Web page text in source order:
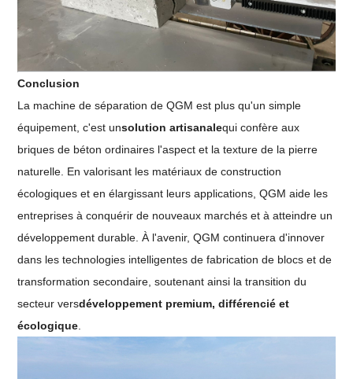
Conclusion
La machine de séparation de QGM est plus qu'un simple
équipement, c'est unsolution artisanalequi confère aux
briques de béton ordinaires l'aspect et la texture de la pierre
naturelle. En valorisant les matériaux de construction
écologiques et en élargissant leurs applications, QGM aide les
entreprises à conquérir de nouveaux marchés et à atteindre un
développement durable. À l'avenir, QGM continuera d'innover
dans les technologies intelligentes de fabrication de blocs et de
transformation secondaire, soutenant ainsi la transition du
secteur versdéveloppement premium, différencié et
écologique